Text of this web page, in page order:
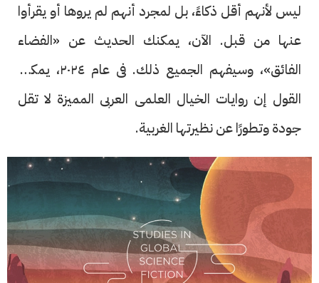
ليس لأنهم أقل ذكاءً، بل لمجرد أنهم لم يروها أو يقرأوا
عنها من قبل. الآن، يمكنك الحديث عن «الفضاء
الفائق»، وسيفهم الجميع ذلك. فى عام ٢٠٢٤، يمكننا
القول إن روايات الخيال العلمى العربى المميزة لا تقل
جودة وتطورًا عن نظيرتها الغربية.